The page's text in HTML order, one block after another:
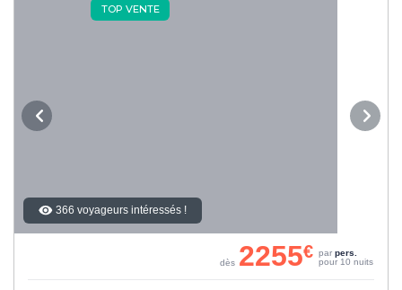
TOP VENTE
366 voyageurs intéressés !
dès 2255€ par pers.
pour 10 nuits